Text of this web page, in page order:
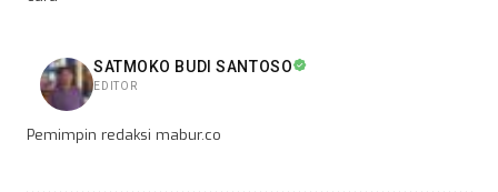
SATMOKO BUDI SANTOSO
EDITOR
Pemimpin redaksi mabur.co